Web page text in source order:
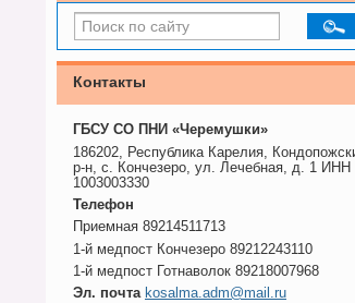
Контакты
ГБСУ СО ПНИ «Черемушки»
186202, Республика Карелия,
р-н, с. Кончезеро, ул. Лечебная, д. 1 ИНН
1003003330
Телефон
Приемная 89214511713
1-й медпост Кончезеро 89212243110
1-й медпост Готнаволок 89218007968
Эл. почта kosalma.adm@mail.ru